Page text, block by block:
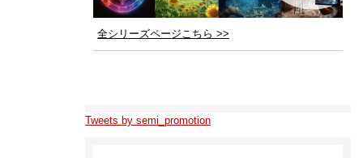
全シリーズページこちら >>
Tweets by semi_promotion